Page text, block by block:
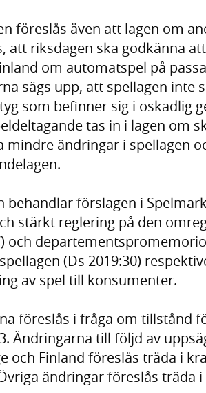
föreslås även att lagen om
att riksdagen ska godkänna
om automatspel på
sägs upp, att spellagen inte
som befinner sig i oskadlig
tas in i lagen om
mindre ändringar i spellagen
behandlar förslagen i
stärkt reglering på den
och
(Ds 2019:30)
av spel till konsumenter.
föreslås i fråga om tillstånd
Ändringarna till följd av
och Finland föreslås träda i
ändringar föreslås träda